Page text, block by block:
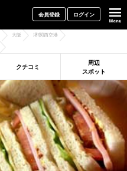
会員登録 ログイン
大阪 堺/関西空港
クチコミ
周辺
スポット